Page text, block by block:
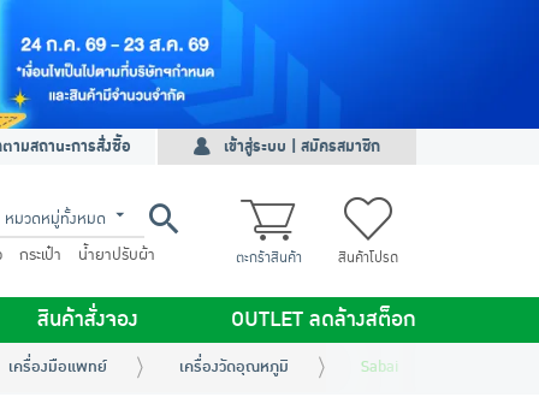
ามสถานะการสั่งซื้อ เข้าสู่ระบบ | สมัครสมาชิก
หมวดหมู่ทั้งหมด
กระเป๋า
น้ำยาปรับผ้า
ตะกร้าสินค้า สินค้าโปรด
สินค้าสั่งจอง OUTLET ลดล้างสต็อก
เครื่องมือแพทย์ เครื่องวัดอุณหภูมิ Sabaideecare ปรอทวัดไข้